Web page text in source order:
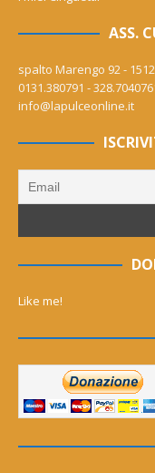
ASS.
spalto Marengo 92 -
0131.380791 -
info@lapulceonline.it
Like me!